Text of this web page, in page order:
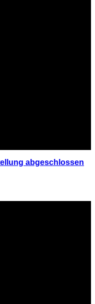
abgeschlossen